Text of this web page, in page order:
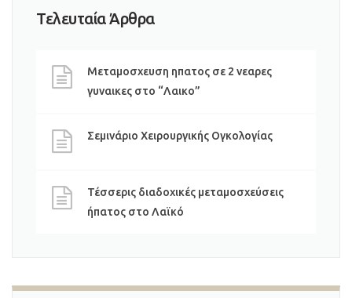
Τελευταία Άρθρα
Μεταμοσχευση ηπατος σε 2 νεαρες
γυναικες στο “Λαικο”
Σεμινάριο Χειρουργικής Ογκολογίας
Τέσσερις διαδοχικές μεταμοσχεύσεις
ήπατος στο Λαϊκό